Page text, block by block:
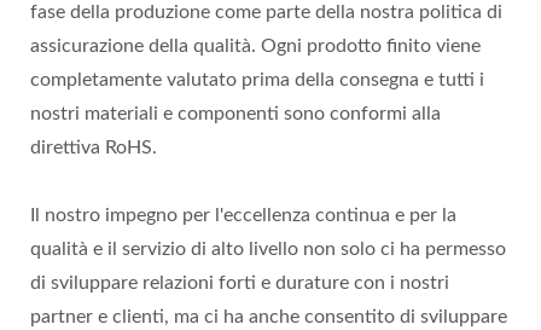
fase della produzione come parte della nostra politica di
assicurazione della qualità. Ogni prodotto finito viene
completamente valutato prima della consegna e tutti i
nostri materiali e componenti sono conformi alla
direttiva RoHS.
Il nostro impegno per l'eccellenza continua e per la
qualità e il servizio di alto livello non solo ci ha permesso
di sviluppare relazioni forti e durature con i nostri
partner e clienti, ma ci ha anche consentito di sviluppare